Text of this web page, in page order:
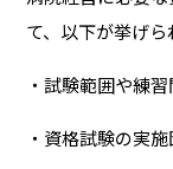
て、以下が挙げら
・試験範囲や練
・資格試験の実